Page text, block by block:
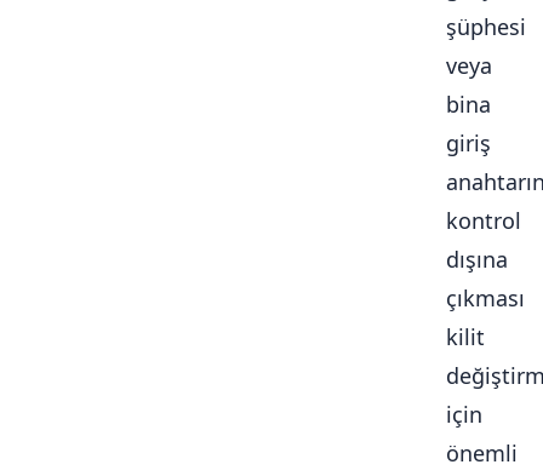
şüphesi
veya
bina
giriş
kontrol
dışına
çıkması
kilit
için
önemli